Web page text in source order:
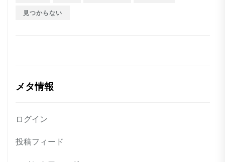
見つからない
メタ情報
ログイン
投稿フィード